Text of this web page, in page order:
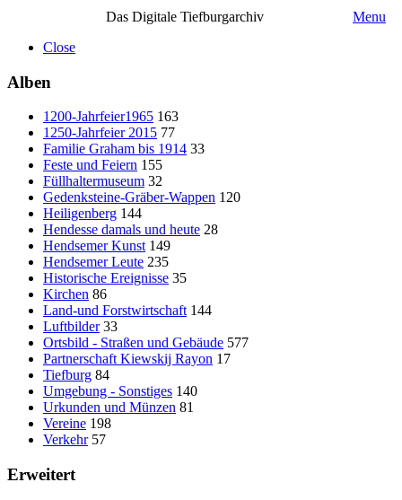
Das Digitale Tiefburgarchiv
Menu
Close
Alben
1200-Jahrfeier1965 163
1250-Jahrfeier 2015 77
Familie Graham bis 1914 33
Feste und Feiern 155
Füllhaltermuseum 32
Gedenksteine-Gräber-Wappen 120
Heiligenberg 144
Hendesse damals und heute 28
Hendsemer Kunst 149
Hendsemer Leute 235
Historische Ereignisse 35
Kirchen 86
Land-und Forstwirtschaft 144
Luftbilder 33
Ortsbild - Straßen und Gebäude 577
Partnerschaft Kiewskij Rayon 17
Tiefburg 84
Umgebung - Sonstiges 140
Urkunden und Münzen 81
Vereine 198
Verkehr 57
Erweitert